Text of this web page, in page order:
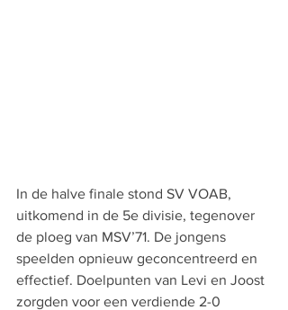
In de halve finale stond SV VOAB,
uitkomend in de 5e divisie, tegenover
de ploeg van MSV’71. De jongens
speelden opnieuw geconcentreerd en
effectief. Doelpunten van Levi en Joost
zorgden voor een verdiende 2-0